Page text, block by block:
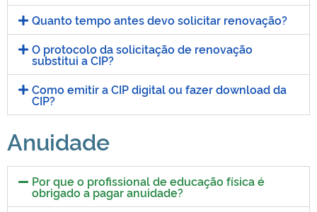
Quanto tempo antes devo solicitar renovação?
O protocolo da solicitação de renovação
substitui a CIP?
Como emitir a CIP digital ou fazer download da
CIP?
Anuidade
Por que o profissional de educação física é
obrigado a pagar anuidade?